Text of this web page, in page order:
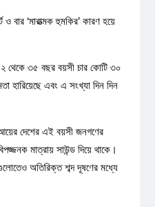
বার ‘মারাত্মক হুমকির’ কারণ হয়ে
থেকে ৩৫ বছর বয়সী চার কোটি ৩০
হারিয়েছে এবং এ সংখ্যা দিন দিন
দেশের এই বয়সী জনগণের
মাত্রায় সাউন্ড দিয়ে থাকে।
অতিরিক্ত শব্দ দূষণের মধ্যে